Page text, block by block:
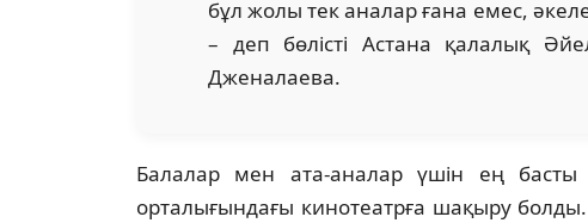
бұл жолы тек аналар ғана емес,
– деп бөлісті Астана қалалық
Дженалаева.
Балалар мен ата-аналар үшін ең басты
орталығындағы кинотеатрға шақыру